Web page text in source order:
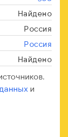
Найдено
Россия
Россия
Найдено
и